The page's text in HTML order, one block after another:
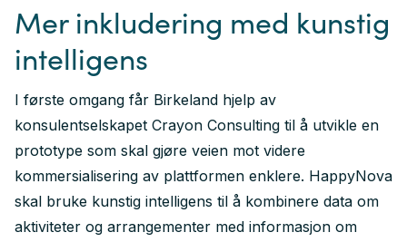
Mer inkludering med kunstig
intelligens
I første omgang får Birkeland hjelp av
konsulentselskapet Crayon Consulting til å utvikle en
prototype som skal gjøre veien mot videre
kommersialisering av plattformen enklere. HappyNova
skal bruke kunstig intelligens til å kombinere data om
aktiviteter og arrangementer med informasjon om